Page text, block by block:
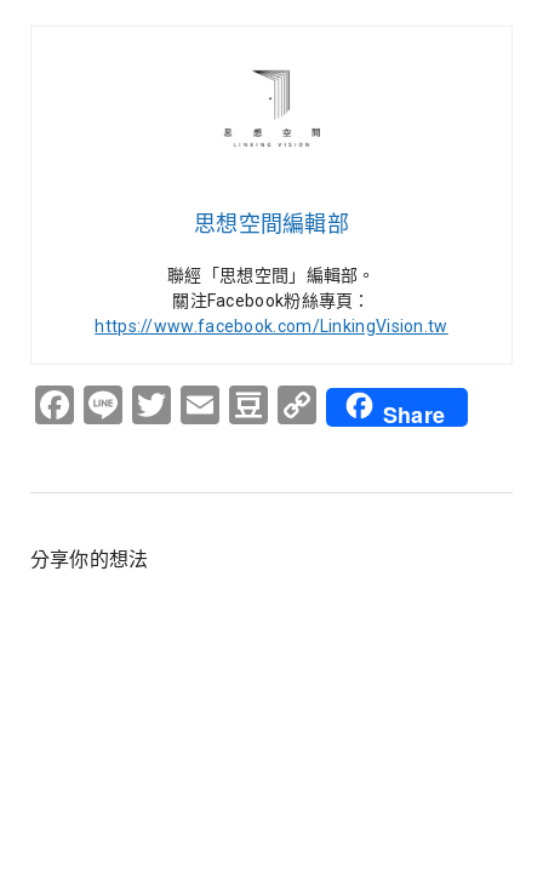
思想空間編輯部
聯經「思想空間」編輯部。
關注Facebook粉絲專頁：
https://www.facebook.com/LinkingVision.tw
Facebook
LineTwitter
EmailDouban
CopyShare
分享你的想法